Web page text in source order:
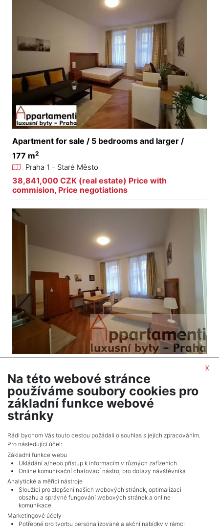
Apartment for sale / 5 bedrooms and larger /
177 m2
Praha 1 - Staré Město
38,841,000 CZK (real estate) Price with
commision, Price negotiations
177 m2
Praha 1 - Staré Město
31,461,210 CZK (real estate) Price with commision
Adverts total6.
x
Na této webové stránce
používáme soubory cookies pro
základní funkce webové
stránky
Rádi bychom Vás touto cestou požádali o souhlas s jejich zpracováním.
Pro následující účel:
Základní funkce webu
Ukládání a/nebo přístup k informacím v různých zařízeních
Online komunikační chatovací nástroj pro dotazy návštěvníka
Analytické a měřící nástroje
Sloužící pro zlepšení našich webových stránek, optimalizaci
obsahu a správné fungování webových stránek a online
komunikace.
Marketingové účely
Potřebné pro tvorbu personalizované a akční nabídky v rámci